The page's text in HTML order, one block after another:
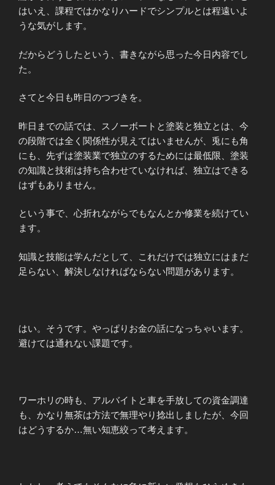
はいえ、課程ではかなりハードでシンプルとは程遠いよ
うな気がします。
だからどうしたという、書きながら思った今日内容でし
た。
さてと今日も昨日のつづきを。
昨日までの話では、スノーボートと塗装と独立とは、今
の段階では全く関係性が見えてはいませんが、兎にも角
にも、先ずは塗装業で独立のするためには最低限、塗装
の知識と技術は持ち合わせていなければ、独立はできる
はずもありません。
という事で、心折れながらでもなんとか修業を続けてい
ます。
知識と技能は学んだとして、これだけでは独立にはまだ
足らない、解決しなければならない問題があります。
はい。そうです。やっぱりお金の話になっちゃいます。
避けては通れない課題です。
ワーホリの時も、アルバイトと車を手放しての資金調達
も、かなり無茶は方法で無理やり捻出しましたが、今回
はどうするか…無い知恵絞って考えます。